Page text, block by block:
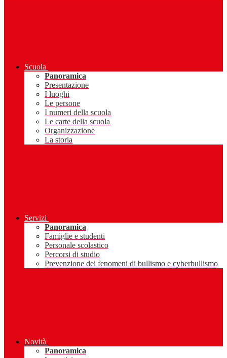
Scuola
Panoramica
Presentazione
I luoghi
Le persone
I numeri della scuola
Le carte della scuola
Organizzazione
La storia
Servizi
Panoramica
Famiglie e studenti
Personale scolastico
Percorsi di studio
Prevenzione dei fenomeni di bullismo e cyberbullismo
Novità
Panoramica